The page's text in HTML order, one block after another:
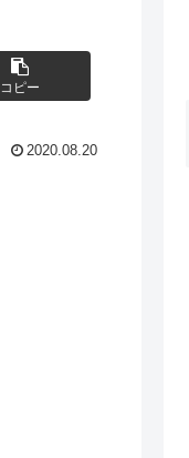
コピー
2020.08.20